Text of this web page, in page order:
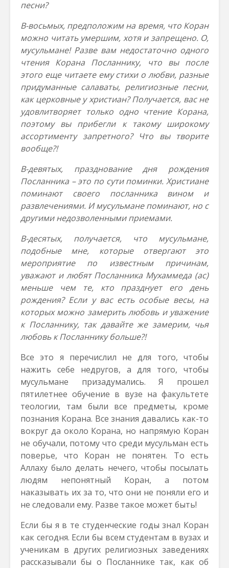
песни?
В-восьмых, предположим на время, что Коран
можно читать умершим, хотя и запрещено. О,
мусульмане! Разве вам недостаточно одного
чтения Корана Посланнику, что вы после
этого еще читаете ему стихи о любви, разные
придуманные салаваты, религиозные песни,
как церковные у христиан? Получается, вас не
удовлитворяет только одно чтение Корана,
поэтому вы прибегли к такому широкому
ассортименту запретного? Что вы творите
вообще?!
В-девятых, празднование дня рождения
Посланника – это по сути поминки. Христиане
поминают своего посланника вином и
развлечениями. И мусульмане поминают, но с
другими недозволенными приемами.
В-десятых, получается, что мусульмане,
подобные мне, которые отвергают это
мероприятие по известным причинам,
уважают и любят Посланника Мухаммеда (ас)
меньше чем те, кто празднует его день
рождения? Если у вас есть особые весы, на
которых можно замерить любовь и уважение
к Посланнику, так давайте же замерим, чья
любовь к Посланнику больше?!
Все это я перечислил не для того, чтобы
нажить себе недругов, а для того, чтобы
мусульмане призадумались. Я прошел
пятилетнее обучение в вузе на факультете
теологии, там были все предметы, кроме
познания Корана. Все знания давались как-то
вокруг да около Корана, но напрямую Коран
не обучали, потому что среди мусульман есть
поверье, что Коран не понятен. То есть
Аллаху было делать нечего, чтобы посылать
людям непонятный Коран, а потом
наказывать их за то, что они не поняли его и
не следовали ему. Разве такое может быть!
Если бы я в те студенческие годы знал Коран
как сегодня. Если бы всем студентам в вузах и
ученикам в других религиозных заведениях
рассказывали бы о Посланнике так, как об